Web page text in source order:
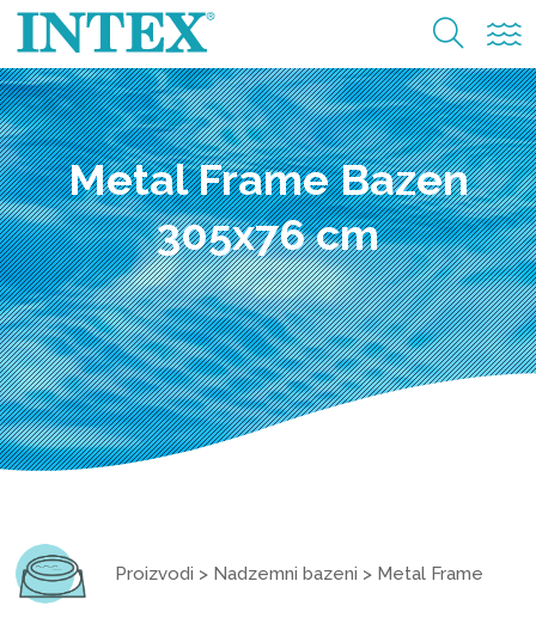
Metal Frame Bazen
305x76 cm
Proizvodi > Nadzemni bazeni > Metal Frame